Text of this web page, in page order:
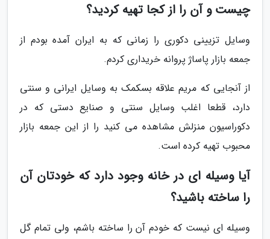
چیست و آن را از کجا تهیه کردید؟
وسایل تزیینی دکورى را زمانی که به ایران آمده بودم از
جمعه بازار پاساژ پروانه خریداری کردم.
از آنجایی که مریم علاقه بسکمک به وسایل ایرانی و سنتی
دارد، قطعا اغلب وسایل سنتی و صنایع دستی که در
دکوراسیون منزلش مشاهده می کنید را از این جمعه بازار
محبوب تهیه کرده است.
آیا وسیله ای در خانه وجود دارد که خودتان آن
را ساخته باشید؟
وسیله ای نیست که خودم آن را ساخته باشم، ولی تمام گل